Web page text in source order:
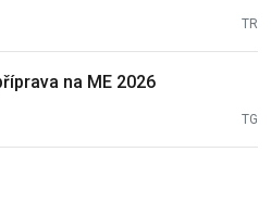
TR
na ME 2026
TG